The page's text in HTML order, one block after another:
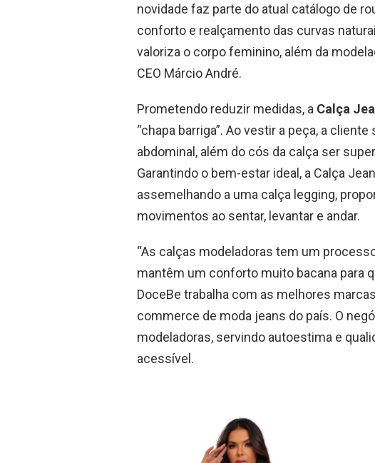
novidade faz parte do atual catálogo de
conforto e realçamento das curvas
valoriza o corpo feminino, além da
CEO Márcio André.
Prometendo reduzir medidas, a Calça
“chapa barriga”. Ao vestir a peça, a
abdominal, além do cós da calça ser
Garantindo o bem-estar ideal, a Calça
assemelhando a uma calça legging,
movimentos ao sentar, levantar e andar.
“As calças modeladoras tem um
mantêm um conforto muito bacana para
DoceBe trabalha com as melhores
commerce de moda jeans do país. O
modeladoras, servindo autoestima e
acessível.